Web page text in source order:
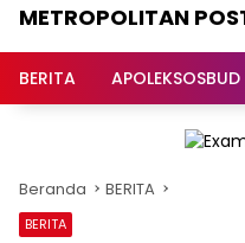
METROPOLITAN
BERITA APOLEKSOSBUD
Beranda BERITA
BERITA